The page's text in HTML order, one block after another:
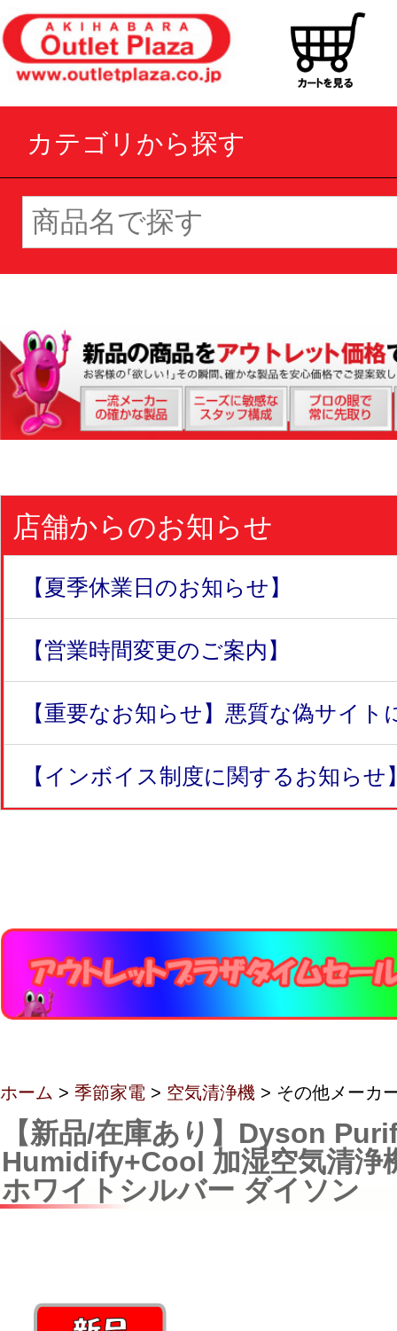
カテゴリから探す
店舗からのお知らせ
【夏季休業日のお知らせ】
【営業時間変更のご案内】
【重要なお知らせ】悪質な偽サイト
【インボイス制度に関するお知らせ
ホーム > 季節家電 > 空気清浄機 > その他メーカ
【新品/在庫あり】Dyson
Humidify+Cool 加湿空気清浄
ホワイトシルバー ダイソン